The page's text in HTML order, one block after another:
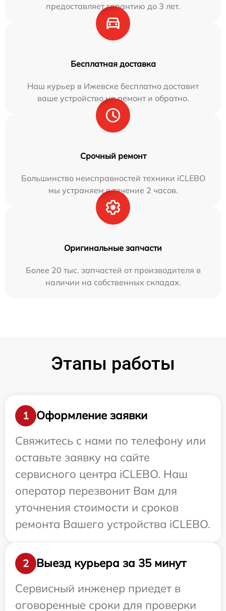
предоставляет гарантию до 3 лет.
Бесплатная доставка
Наш курьер в Ижевске бесплатно доставит
ваше устройство на ремонт и обратно.
Срочный ремонт
Большинство неисправностей техники iCLEBO
мы устраняем в течение 2 часов.
Оригинальные запчасти
Более 20 тыс. запчастей от производителя в
наличии на собственных складах.
Этапы работы
1
Оформление заявки
Свяжитесь с нами по телефону или
оставьте заявку на сайте
сервисного центра iCLEBO. Наш
оператор перезвонит Вам для
уточнения стоимости и сроков
ремонта Вашего устройства iCLEBO.
2
Выезд курьера за 35 минут
Сервисный инженер приедет в
оговоренные сроки для проверки